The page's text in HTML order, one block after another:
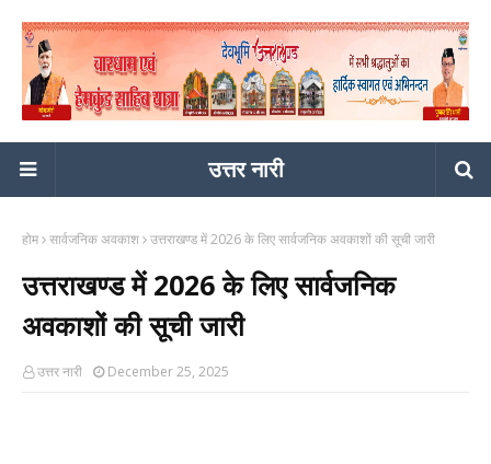
उत्तर नारी
होम सार्वजनिक अवकाश उत्तराखण्ड में 2026 के लिए सार्वजनिक अवकाशों की सूची जारी
उत्तराखण्ड में 2026 के लिए सार्वजनिक
अवकाशों की सूची जारी
उत्तर नारी December 25, 2025